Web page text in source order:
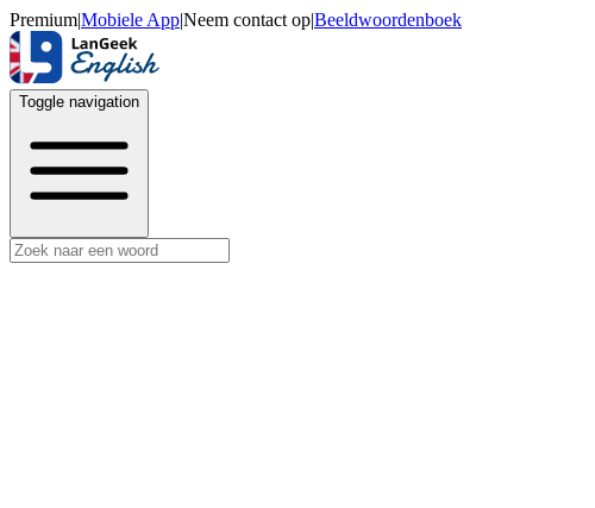
Premium|Mobiele App|Neem contact op|Beeldwoordenboek
Toggle navigation